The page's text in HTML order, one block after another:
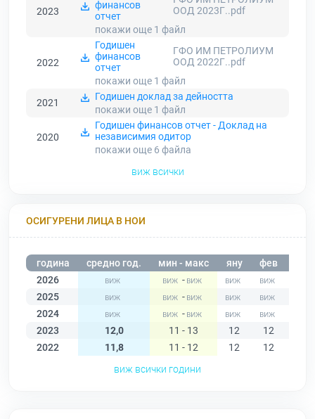
2023
финансов
отчет
ООД 2023Г..pdf
покажи още 1 файл
2022
Годишен
финансов
отчет
ГФО ИМ ПЕТРОЛИУМ
ООД 2022Г..pdf
покажи още 1 файл
2021
Годишен доклад за дейността
покажи още 1 файл
2020
Годишен финансов отчет - Доклад на
независимия одитор
покажи още 6 файла
виж всички
ОСИГУРЕНИ ЛИЦА В НОИ
година средно год. мин - макс яну фев
2026
-
2025
-
2024
-
2023
12,0 11 - 13 12 12
2022
11,8 11 - 12 12 12
виж всички години